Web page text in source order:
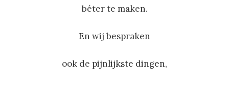
béter te maken.
En wij bespraken
ook de pijnlijkste dingen,